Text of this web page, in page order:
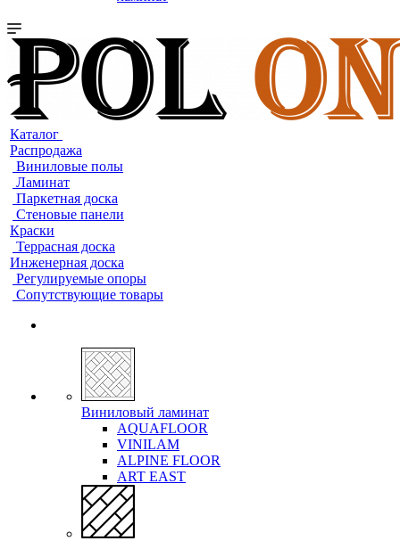
Каталог
Распродажа
Виниловые полы
Ламинат
Паркетная доска
Стеновые панели
Краски
Террасная доска
Инженерная доска
Регулируемые опоры
Сопутствующие товары
Виниловый ламинат
AQUAFLOOR
VINILAM
ALPINE FLOOR
ART EAST